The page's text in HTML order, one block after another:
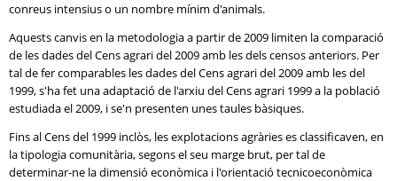
conreus intensius o un nombre mínim d'animals.
Aquests canvis en la metodologia a partir de 2009 limiten la comparació
de les dades del Cens agrari del 2009 amb les dels censos anteriors. Per
tal de fer comparables les dades del Cens agrari del 2009 amb les del
1999, s'ha fet una adaptació de l'arxiu del Cens agrari 1999 a la població
estudiada el 2009, i se'n presenten unes taules bàsiques.
Fins al Cens del 1999 inclòs, les explotacions agràries es classificaven, en
la tipologia comunitària, segons el seu marge brut, per tal de
determinar-ne la dimensió econòmica i l'orientació tecnicoeconòmica